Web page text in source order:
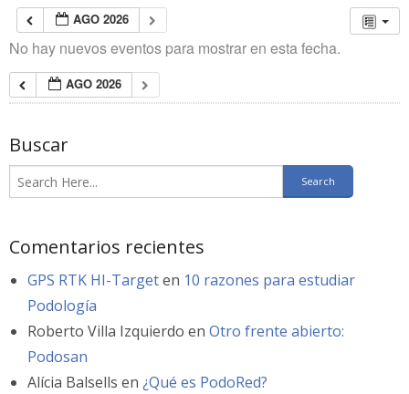
AGO 2026
No hay nuevos eventos para mostrar en esta fecha.
AGO 2026
Buscar
Comentarios recientes
GPS RTK HI-Targeten 10 razones para estudiar
Podología
Roberto Villa Izquierdo en Otro frente abierto:
Podosan
Alícia Balsells en ¿Qué es PodoRed?